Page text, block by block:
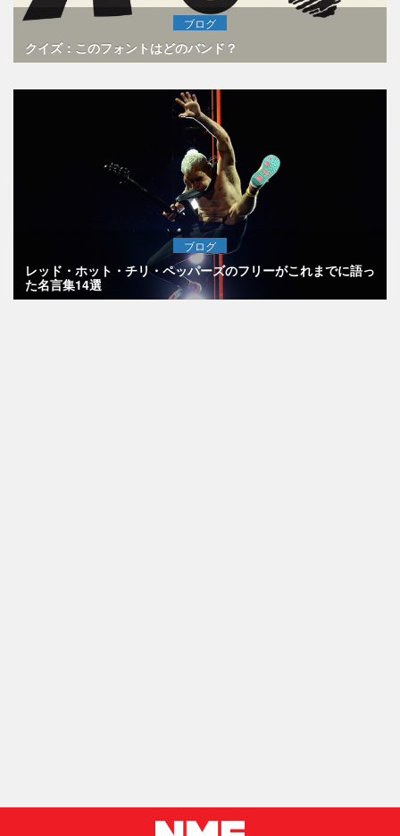
ブログ
クイズ：このフォントはどのバンド？
ブログ
レッド・ホット・チリ・ペッパーズのフリーがこれまでに語っ
た名言集14選